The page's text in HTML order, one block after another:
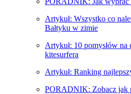
Artykuł: Wszystko co
Bałtyku w zimie
Artykuł: 10 pomysłów na
kitesurfera
Artykuł: Ranking
PORADNIK: Zobacz jak